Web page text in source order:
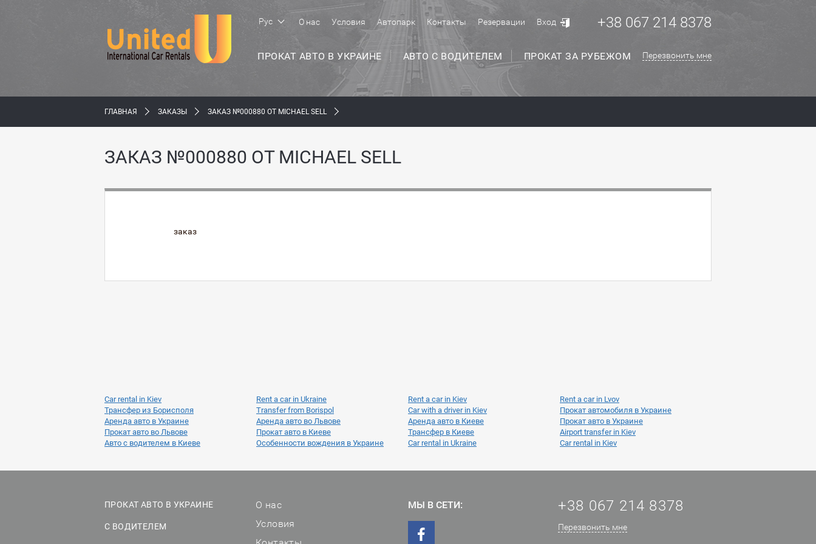
Рус
ПРОКАТ АВТО В УКРАИНЕ АВТО С ВОДИТЕЛЕМ ПРОКАТ ЗА РУБЕЖОМ
О нас Условия Автопарк Контакты Резервации Вход +38 067 214 8378
Перезвонить мне
ГЛАВНАЯ ЗАКАЗЫ ЗАКАЗ №000880 ОТ MICHAEL SELL
ЗАКАЗ №000880 ОТ MICHAEL SELL
заказ
Car rental in Kiev Rent a car in Ukraine Rent a car in Kiev
Rent a car in Lvov
Трансфер из Борисполя
Transfer from Borispol Car with a driver in Kiev
Прокат автомобиля в Украине
Аренда авто в Украине
Аренда авто во Львове Аренда авто в Киеве
Прокат авто в Украине
Прокат авто во Львове
Прокат авто в Киеве Трансфер в Киеве
Airport transfer in Kiev
Авто с водителем в Киеве
Особенности вождения в Украине Car rental in Ukraine Car rental in Kiev
ПРОКАТ АВТО В УКРАИНЕ
С ВОДИТЕЛЕМ
О нас
Условия
МЫ В СЕТИ: +38 067 214 8378
Перезвонить мне